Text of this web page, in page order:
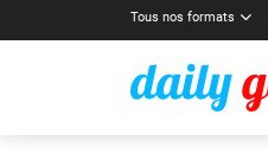
Tous nos formats